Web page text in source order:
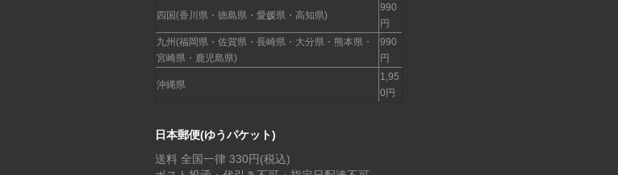
四国(香川県・徳島県・愛媛県・高知県)
990
円
九州(福岡県・佐賀県・長崎県・大分県・熊本県・
宮崎県・鹿児島県)
990
円
沖縄県
1,95
0円
日本郵便(ゆうパケット)
送料 全国一律 330円(税込)